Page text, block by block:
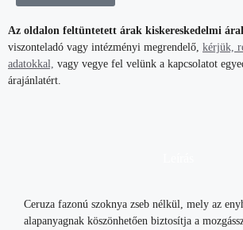
Az oldalon feltüntetett árak kiskereskedelmi
viszonteladó vagy intézményi megrendelő, kérjük,
adatokkal, vagy vegye fel velünk a kapcsolatot
árajánlatért.
Ceruza fazonú szoknya zseb nélkül, mely az
alapanyagnak köszönhetően biztosítja a